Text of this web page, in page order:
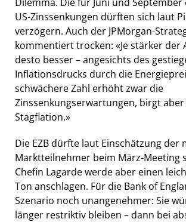
US-Zinssenkungen dürften sich laut
verzögern. Auch der JPMorgan-
kommentiert trocken: «Je stärker der
desto besser – angesichts des
Inflationsdrucks durch die
schwächere Zahl erhöht zwar die
Zinssenkungserwartungen, birgt aber
Stagflation.»
Die EZB dürfte laut Einschätzung der
Marktteilnehmer beim März-Meeting
Chefin Lagarde werde aber einen
Ton anschlagen. Für die Bank of
Szenario noch unangenehmer: Sie
länger restriktiv bleiben – dann bei